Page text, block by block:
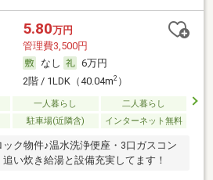
5.80万円
管理費3,500円
なし
6万円
2階 / 1LDK（40.04m2）
一人暮らし
二人暮らし
駐車場(近隣含) インターネット無料
ック物件♪温水洗浄便座・3口ガスコン
い炊き給湯と設備充実してます！